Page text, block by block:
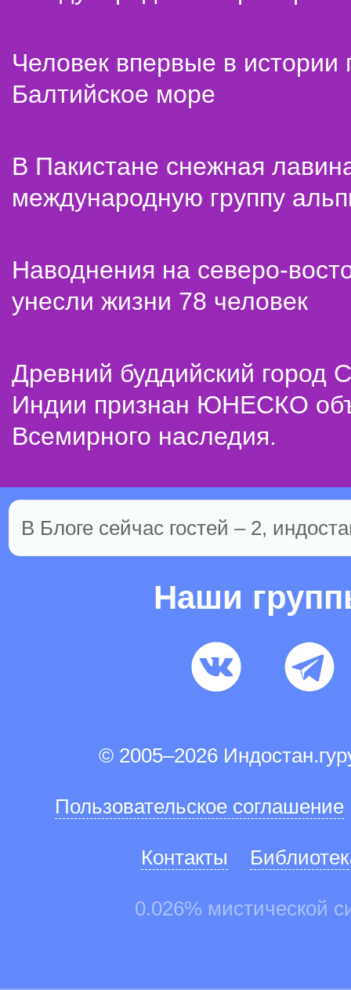
Человек впервые в истории
Балтийское море
В Пакистане снежная
международную группу
Наводнения на северо-
унесли жизни 78 человек
Древний буддийский город
Индии признан ЮНЕСКО
Всемирного наследия.
В Блоге сейчас гостей – 2,
Наши
© 2005–2026
Пользовательское соглашение
Контакты
0.026% мистической